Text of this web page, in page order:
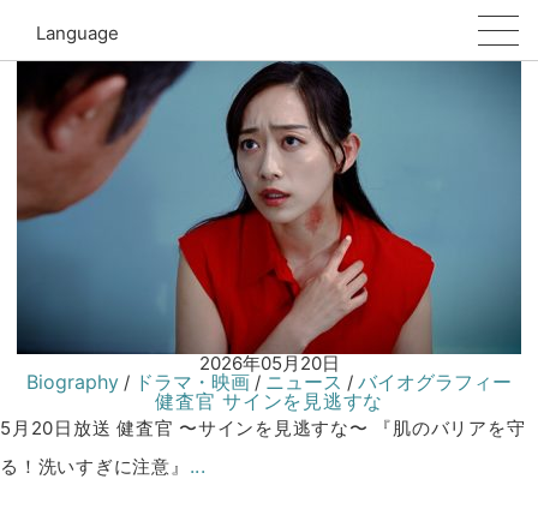
Language
2026年05月20日
Biography / ドラマ・映画 / ニュース / バイオグラフィー
健査官 サインを見逃すな
5月20日放送 健査官 〜サインを見逃すな〜 『肌のバリアを守
る！洗いすぎに注意』 ...